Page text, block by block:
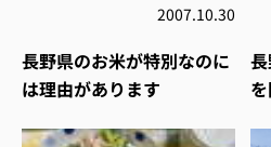
2007.10.30
長野県のお米が特別なのに
は理由があります